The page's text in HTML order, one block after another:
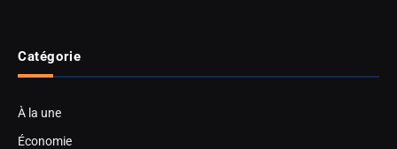
Catégorie
À la une
Économie